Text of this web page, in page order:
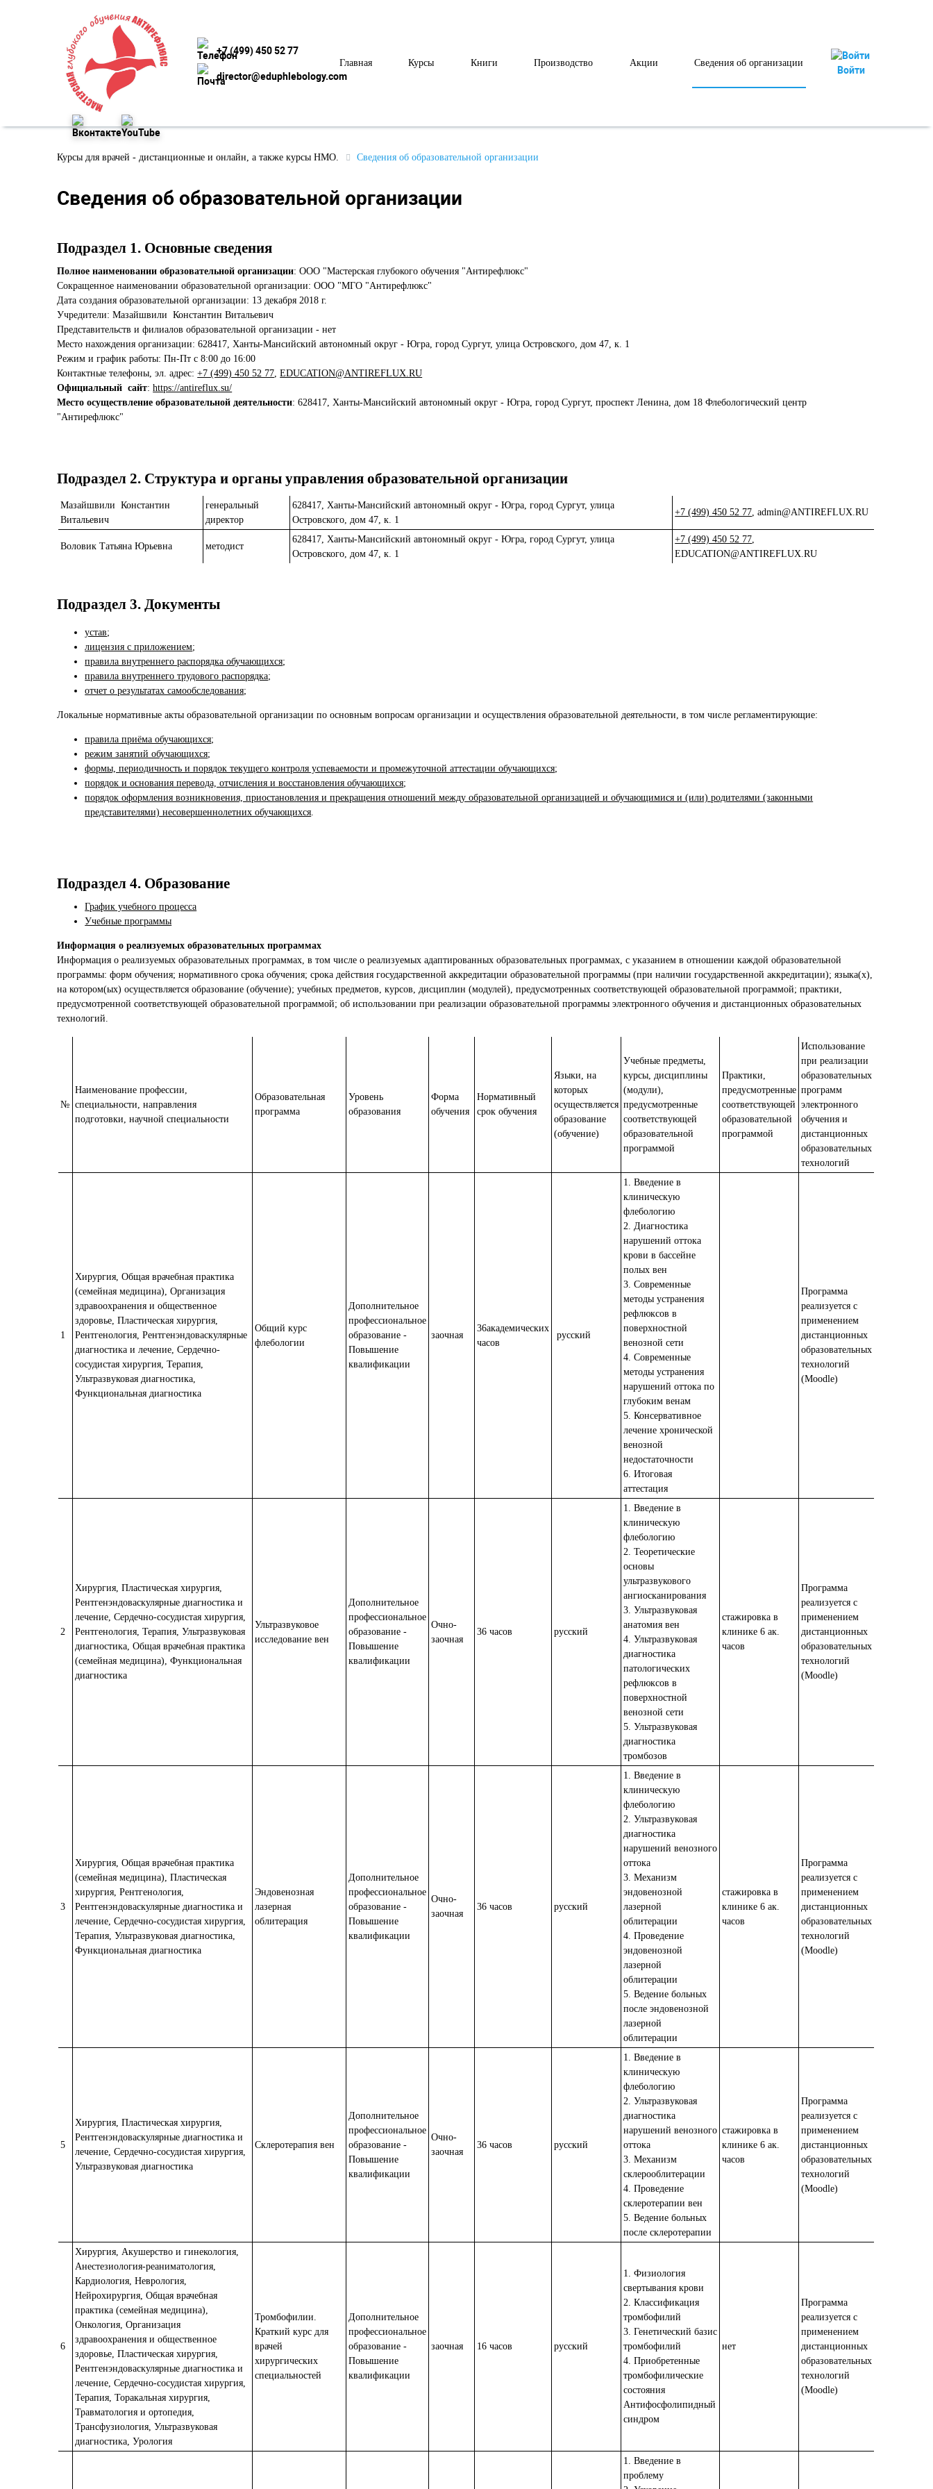
+7 (499) 450 52 77
director@eduphlebology.com
Главная Курсы Книги Производство Акции Сведения об организации
Войти
Курсы для врачей - дистанционные и онлайн, а также курсы НМО. Сведения об образовательной организации
Сведения об образовательной организации
Подраздел 1. Основные сведения
Полное наименовании образовательной организации: ООО "Мастерская глубокого обучения "Антирефлюкс"
Сокращенное наименовании образовательной организации: ООО "МГО "Антирефлюкс"
Дата создания образовательной организации: 13 декабря 2018 г.
Учредители: Мазайшвили Константин Витальевич
Представительств и филиалов образовательной организации - нет
Место нахождения организации: 628417, Ханты-Мансийский автономный округ - Югра, город Сургут, улица Островского, дом 47, к. 1
Режим и график работы: Пн-Пт с 8:00 до 16:00
Контактные телефоны, эл. адрес:+7 (499) 450 52 77 ,EDUCATION@ANTIREFLUX.RU
Официальный сайт:https://antireflux.su/
Место осуществление образовательной деятельности: 628417, Ханты-Мансийский автономный округ - Югра, город Сургут, проспект Ленина, дом 18 Флебологический центр
"Антирефлюкс"
Подраздел 2. Структура и органы управления образовательной организации
Мазайшвили Константин
Витальевич
генеральный
директор
628417, Ханты-Мансийский автономный округ - Югра, город Сургут, улица
Островского, дом 47, к. 1
+7 (499) 450 52 77 ,admin@ANTIREFLUX.RU
Воловик Татьяна Юрьевна методист
628417, Ханты-Мансийский автономный округ - Югра, город Сургут, улица
Островского, дом 47, к. 1
+7 (499) 450 52 77
EDUCATION@ANTIREFLUX.RU
Подраздел 3. Документы
устав;
лицензия с приложением;
правила внутреннего распорядка обучающихся;
правила внутреннего трудового распорядка;
отчет о результатах самообследования;
Локальные нормативные акты образовательной организации по основным вопросам организации и осуществления образовательной деятельности, в том числе регламентирующие:
правила приёма обучающихся;
режим занятий обучающихся;
формы, периодичность и порядок текущего контроля успеваемости и промежуточной аттестации обучающихся;
порядок и основания перевода, отчисления и восстановления обучающихся;
порядок оформления возникновения, приостановления и прекращения отношений между образовательной организацией и обучающимися и (или) родителями (законными
представителями) несовершеннолетних обучающихся
Подраздел 4. Образование
График учебного процесса
Учебные программы
Информация о реализуемых образовательных программах
Информация о реализуемых образовательных программах, в том числе о реализуемых адаптированных образовательных программах, с указанием в отношении каждой образовательной
программы: форм обучения; нормативного срока обучения; срока действия государственной аккредитации образовательной программы (при наличии государственной аккредитации); языка(х),
на котором(ых) осуществляется образование (обучение); учебных предметов, курсов, дисциплин (модулей), предусмотренных соответствующей образовательной программой; практики,
предусмотренной соответствующей образовательной программой; об использовании при реализации образовательной программы электронного обучения и дистанционных образовательных
технологий.
№
Наименование профессии,
специальности, направления
подготовки, научной специальности
Образовательная
программа
Уровень
образования
Форма
обучения
Нормативный
срок обучения
Языки, на
которых
осуществляется
образование
(обучение)
Учебные предметы,
курсы, дисциплины
(модули),
предусмотренные
соответствующей
образовательной
программой
Практики,
предусмотренные
соответствующей
образовательной
программой
Использование
при реализации
образовательных
программ
электронного
обучения и
дистанционных
образовательных
технологий
1
Хирургия, Общая врачебная практика
(семейная медицина), Организация
здравоохранения и общественное
здоровье, Пластическая хирургия,
Рентгенология, Рентгенэндоваскулярные
диагностика и лечение, Сердечно-
сосудистая хирургия, Терапия,
Ультразвуковая диагностика,
Функциональная диагностика
Общий курс
флебологии
Дополнительное
профессиональное
образование -
Повышение
квалификации
заочная
36академических
часов
русский
1. Введение в
клиническую
флебологию
2. Диагностика
нарушений оттока
крови в бассейне
полых вен
3. Современные
методы устранения
рефлюксов в
поверхностной
венозной сети
4. Современные
методы устранения
нарушений оттока по
глубоким венам
5. Консервативное
лечение хронической
венозной
недостаточности
6. Итоговая
аттестация
Программа
реализуется с
применением
дистанционных
образовательных
технологий
(Moodle)
2
Хирургия, Пластическая хирургия,
Рентгенэндоваскулярные диагностика и
лечение, Сердечно-сосудистая хирургия,
Рентгенология, Терапия, Ультразвуковая
диагностика, Общая врачебная практика
(семейная медицина), Функциональная
диагностика
Ультразвуковое
исследование вен
Дополнительное
профессиональное
образование -
Повышение
квалификации
Очно-
заочная
36 часов русский
1. Введение в
клиническую
флебологию
2. Теоретические
основы
ультразвукового
ангиосканирования
3. Ультразвуковая
анатомия вен
4. Ультразвуковая
диагностика
патологических
рефлюксов в
поверхностной
венозной сети
5. Ультразвуковая
диагностика
тромбозов
стажировка в
клинике 6 ак.
часов
Программа
реализуется с
применением
дистанционных
образовательных
технологий
(Moodle)
3
Хирургия, Общая врачебная практика
(семейная медицина), Пластическая
хирургия, Рентгенология,
Рентгенэндоваскулярные диагностика и
лечение, Сердечно-сосудистая хирургия,
Терапия, Ультразвуковая диагностика,
Функциональная диагностика
Эндовенозная
лазерная
облитерация
Дополнительное
профессиональное
образование -
Повышение
квалификации
Очно-
заочная
36 часов русский
1. Введение в
клиническую
флебологию
2. Ультразвуковая
диагностика
нарушений венозного
оттока
3. Механизм
эндовенозной
лазерной
облитерации
4. Проведение
эндовенозной
лазерной
облитерации
5. Ведение больных
после эндовенозной
лазерной
облитерации
стажировка в
клинике 6 ак.
часов
Программа
реализуется с
применением
дистанционных
образовательных
технологий
(Moodle)
5
Хирургия, Пластическая хирургия,
Рентгенэндоваскулярные диагностика и
лечение, Сердечно-сосудистая хирургия,
Ультразвуковая диагностика
Склеротерапия вен
Дополнительное
профессиональное
образование -
Повышение
квалификации
Очно-
заочная
36 часов русский
1. Введение в
клиническую
флебологию
2. Ультразвуковая
диагностика
нарушений венозного
оттока
3. Механизм
склерооблитерации
4. Проведение
склеротерапии вен
5. Ведение больных
после склеротерапии
стажировка в
клинике 6 ак.
часов
Программа
реализуется с
применением
дистанционных
образовательных
технологий
(Moodle)
6
Хирургия, Акушерство и гинекология,
Анестезиология-реаниматология,
Кардиология, Неврология,
Нейрохирургия, Общая врачебная
практика (семейная медицина),
Онкология, Организация
здравоохранения и общественное
здоровье, Пластическая хирургия,
Рентгенэндоваскулярные диагностика и
лечение, Сердечно-сосудистая хирургия,
Терапия, Торакальная хирургия,
Травматология и ортопедия,
Трансфузиология, Ультразвуковая
диагностика, Урология
Тромбофилии.
Краткий курс для
врачей
хирургических
специальностей
Дополнительное
профессиональное
образование -
Повышение
квалификации
заочная 16 часов русский
1. Физиология
свертывания крови
2. Классификация
тромбофилий
3. Генетический базис
тромбофилий
4. Приобретенные
тромбофилические
состояния
Антифосфолипидный
синдром
нет
Программа
реализуется с
применением
дистанционных
образовательных
технологий
(Moodle)
1. Введение в
проблему